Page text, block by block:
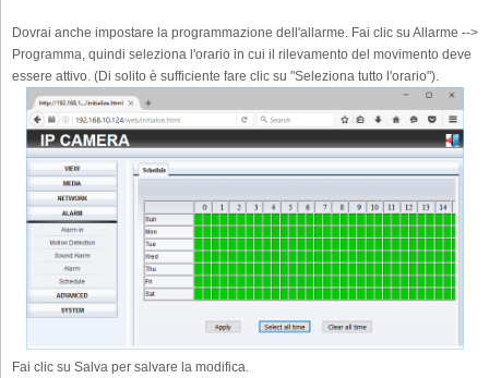
Dovrai anche impostare la programmazione dell'allarme. Fai clic su Allarme -->
Programma, quindi seleziona l'orario in cui il rilevamento del movimento deve
essere attivo. (Di solito è sufficiente fare clic su "Seleziona tutto l'orario").
Fai clic su Salva per salvare la modifica.